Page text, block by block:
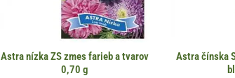
Astra nízka ZS zmes farieb a tvarov
0,70 g
Astra čínska